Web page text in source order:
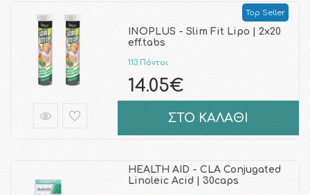
Top Seller
INOPLUS - Slim Fit Lipo | 2x20
eff.tabs
113 Πόντοι
14.05€
ΣΤΟ ΚΑΛΑΘΙ
HEALTH AID - CLA Conjugated
Linoleic Acid | 30caps